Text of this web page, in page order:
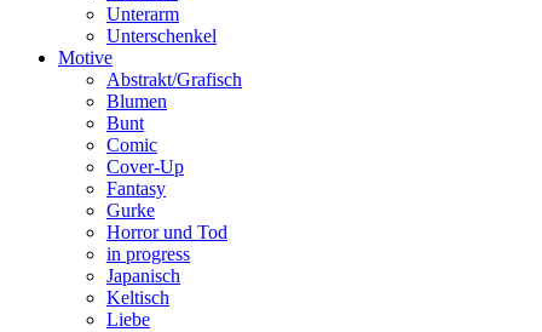
Unterarm
Unterschenkel
Motive
Abstrakt/Grafisch
Blumen
Bunt
Comic
Cover-Up
Fantasy
Gurke
Horror und Tod
in progress
Japanisch
Keltisch
Liebe